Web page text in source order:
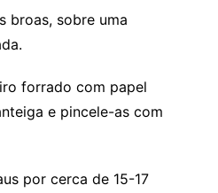
broas, sobre uma
forrado com papel
e pincele-as com
por cerca de 15-17